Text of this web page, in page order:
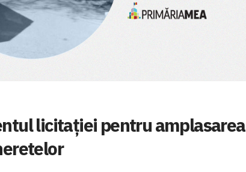
licitației pentru amplasarea